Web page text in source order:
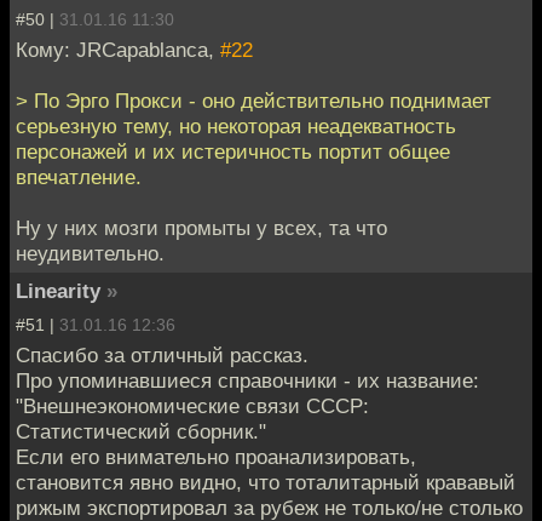
#50 | 31.01.16 11:30
Кому: JRCapablanca, #22
> По Эрго Прокси - оно действительно поднимает
серьезную тему, но некоторая неадекватность
персонажей и их истеричность портит общее
впечатление.
Ну у них мозги промыты у всех, та что
неудивительно.
Linearity »
#51 | 31.01.16 12:36
Спасибо за отличный рассказ.
Про упоминавшиеся справочники - их название:
"Внешнеэкономические связи СССР:
Статистический сборник."
Если его внимательно проанализировать,
становится явно видно, что тоталитарный крававый
рижым экспортировал за рубеж не только/не столько